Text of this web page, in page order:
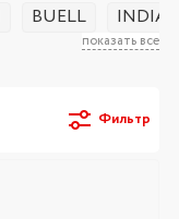
показать все
BUELL
Фильтр